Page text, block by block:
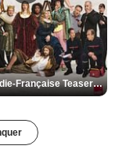
De la Comédie-Française Teaser VF